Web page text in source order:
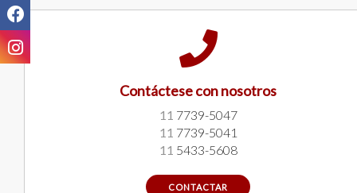
Contáctese con nosotros
11 7739-5047
11 7739-5041
11 5433-5608
CONTACTAR